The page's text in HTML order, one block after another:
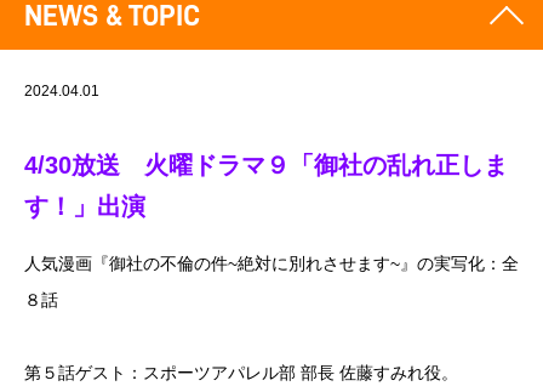
NEWS & TOPIC
2024.04.01
4/30放送 火曜ドラマ９「御社の乱れ正しま
す！」出演
人気漫画『御社の不倫の件~絶対に別れさせます~』の実写化：全
８話
第５話ゲスト：スポーツアパレル部 部長 佐藤すみれ役。